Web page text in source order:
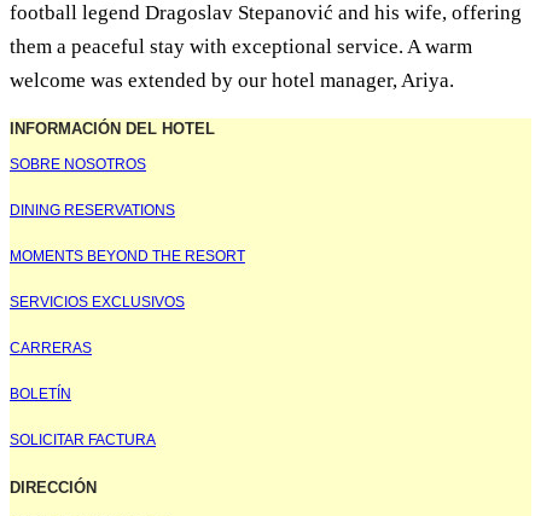
football legend Dragoslav Stepanović and his wife, offering
them a peaceful stay with exceptional service. A warm
welcome was extended by our hotel manager, Ariya.
INFORMACIÓN DEL HOTEL
SOBRE NOSOTROS
DINING RESERVATIONS
MOMENTS BEYOND THE RESORT
SERVICIOS EXCLUSIVOS
CARRERAS
BOLETÍN
SOLICITAR FACTURA
DIRECCIÓN